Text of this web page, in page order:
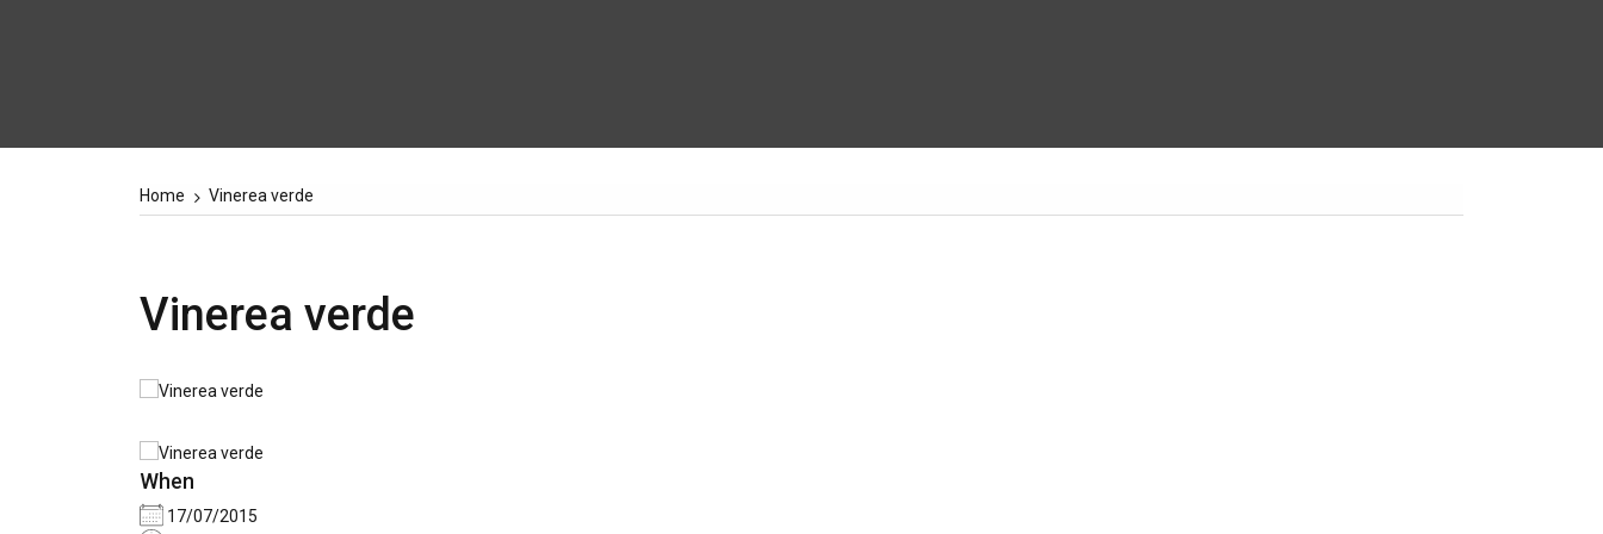
Home Vinerea verde
Vinerea verde
When
17/07/2015